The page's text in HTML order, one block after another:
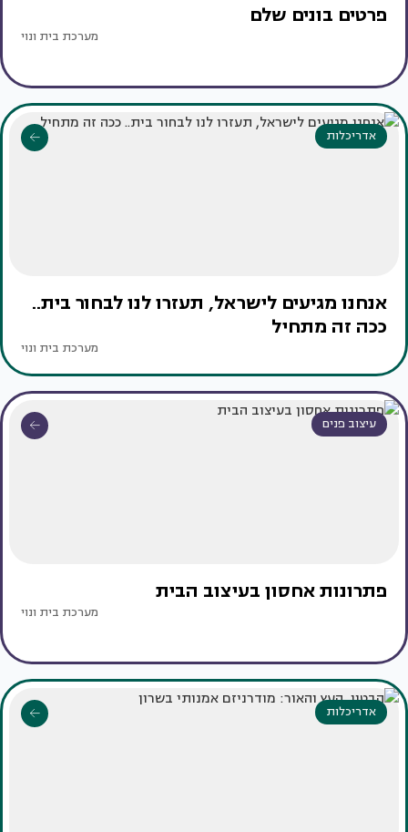
פרטים בונים שלם
מערכת בית ונוי
אדריכלות
אנחנו מגיעים לישראל, תעזרו לנו לבחור בית..
ככה זה מתחיל
מערכת בית ונוי
עיצוב פנים
פתרונות אחסון בעיצוב הבית
מערכת בית ונוי
אדריכלות